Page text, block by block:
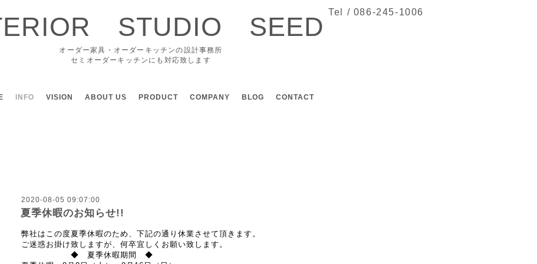
Tel / 086-245-1006
STUDIO SEED
オーダー家具・オーダーキッチンの設計事務所
セミオーダーキッチンにも対応致します
INFO VISION ABOUT US PRODUCT COMPANY BLOG CONTACT
2020-08-05 09:07:00
夏季休暇のお知らせ!!
弊社はこの度夏季休暇のため、下記の通り休業させて頂きます。
ご迷惑お掛け致しますが、何卒宜しくお願い致します。
◆ 夏季休暇期間 ◆